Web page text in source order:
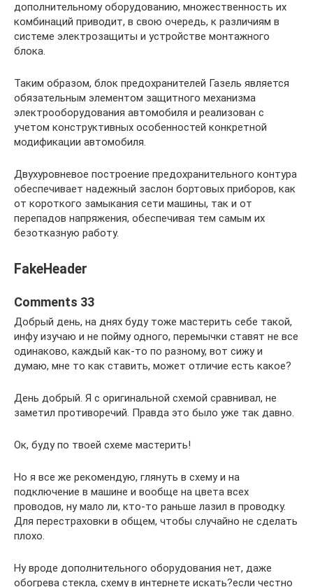
дополнительному оборудованию, множественность их
комбинаций приводит, в свою очередь, к различиям в
системе электрозащиты и устройстве монтажного
блока.
Таким образом, блок предохранителей Газель является
обязательным элементом защитного механизма
электрооборудования автомобиля и реализован с
учетом конструктивных особенностей конкретной
модификации автомобиля.
Двухуровневое построение предохранительного контура
обеспечивает надежный заслон бортовых приборов, как
от короткого замыкания сети машины, так и от
перепадов напряжения, обеспечивая тем самым их
безотказную работу.
FakeHeader
Comments 33
Добрый день, на днях буду тоже мастерить себе такой,
инфу изучаю и не пойму одного, перемычки ставят не все
одинаково, каждый как-то по разному, вот сижу и
думаю, мне то как ставить, может отличие есть какое?
День добрый. Я с оригинальной схемой сравнивал, не
заметил противоречий. Правда это было уже так давно.
Ок, буду по твоей схеме мастерить!
Но я все же рекомендую, глянуть в схему и на
подключение в машине и вообще на цвета всех
проводов, ну мало ли, кто-то раньше лазил в проводку.
Для перестраховки в общем, чтобы случайно не сделать
плохо.
Ну вроде дополнительного оборудования нет, даже
обогрева стекла, схему в интернете искать?если честно